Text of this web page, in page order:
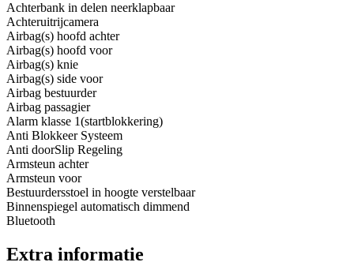
Achterbank in delen neerklapbaar
Achteruitrijcamera
Airbag(s) hoofd achter
Airbag(s) hoofd voor
Airbag(s) knie
Airbag(s) side voor
Airbag bestuurder
Airbag passagier
Alarm klasse 1(startblokkering)
Anti Blokkeer Systeem
Anti doorSlip Regeling
Armsteun achter
Armsteun voor
Bestuurdersstoel in hoogte verstelbaar
Binnenspiegel automatisch dimmend
Bluetooth
Extra informatie